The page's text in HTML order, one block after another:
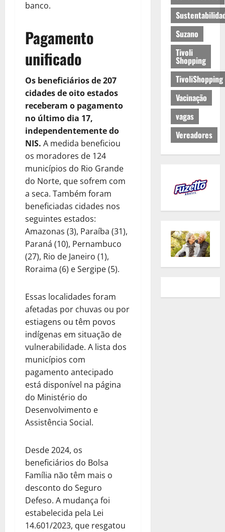
banco.
Pagamento
unificado
Os beneficiários de 207
cidades de oito estados
receberam o pagamento
no último dia 17,
independentemente do
NIS. A medida beneficiou
os moradores de 124
municípios do Rio Grande
do Norte, que sofrem com
a seca. Também foram
beneficiadas cidades nos
seguintes estados:
Amazonas (3), Paraíba (31),
Paraná (10), Pernambuco
(27), Rio de Janeiro (1),
Roraima (6) e Sergipe (5).
Essas localidades foram
afetadas por chuvas ou por
estiagens ou têm povos
indígenas em situação de
vulnerabilidade. A lista dos
municípios com
pagamento antecipado
está disponível na página
do Ministério do
Desenvolvimento e
Assistência Social.
Desde 2024, os
beneficiários do Bolsa
Família não têm mais o
desconto do Seguro
Defeso. A mudança foi
estabelecida pela Lei
14.601/2023, que resgatou
Suzano
Tivoli
Shopping
TivoliShopping
Vacinação
vagas
Vereadores